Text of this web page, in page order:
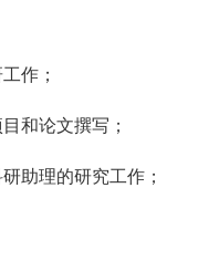
作；
和论文撰写；
助理的研究工作；